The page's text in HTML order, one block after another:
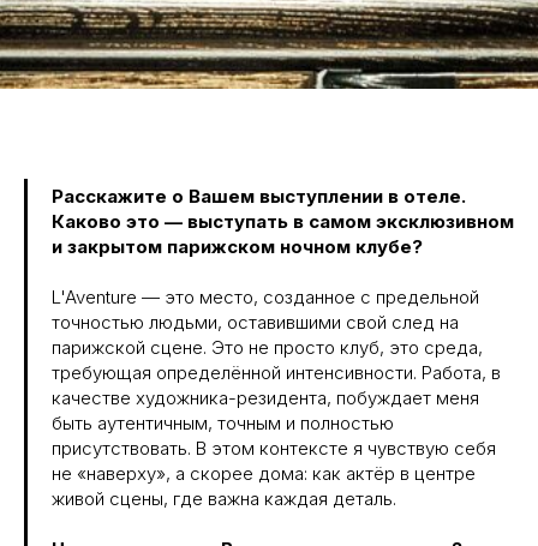
Расскажите о Вашем выступлении в отеле.
Каково это — выступать в самом эксклюзивном
и закрытом парижском ночном клубе?
L'Aventure — это место, созданное с предельной
точностью людьми, оставившими свой след на
парижской сцене. Это не просто клуб, это среда,
требующая определённой интенсивности. Работа, в
качестве художника-резидента, побуждает меня
быть аутентичным, точным и полностью
присутствовать. В этом контексте я чувствую себя
не «наверху», а скорее дома: как актёр в центре
живой сцены, где важна каждая деталь.